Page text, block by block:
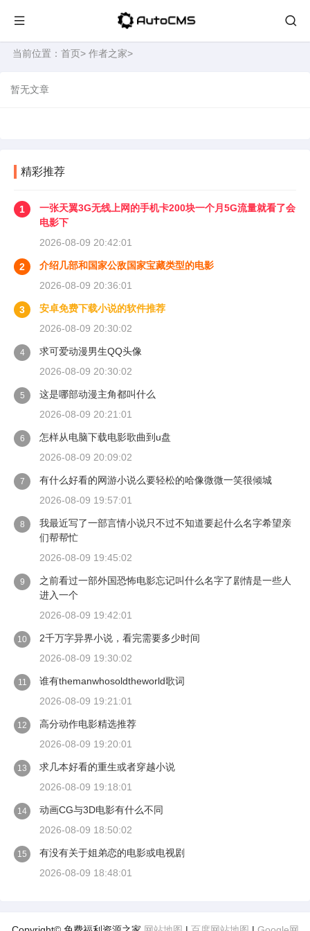
当前位置： 首页> 作者之家>
暂无文章
精彩推荐
1
一张天翼3G无线上网的手机卡200块一个月5G流量就看了会
电影下
2026-08-09 20:42:01
2
介绍几部和国家公敌国家宝藏类型的电影
2026-08-09 20:36:01
3
安卓免费下载小说的软件推荐
2026-08-09 20:30:02
4
求可爱动漫男生QQ头像
2026-08-09 20:30:02
5
这是哪部动漫主角都叫什么
2026-08-09 20:21:01
6
怎样从电脑下载电影歌曲到u盘
2026-08-09 20:09:02
7
有什么好看的网游小说么要轻松的哈像微微一笑很倾城
2026-08-09 19:57:01
8
我最近写了一部言情小说只不过不知道要起什么名字希望亲
们帮帮忙
2026-08-09 19:45:02
9
之前看过一部外国恐怖电影忘记叫什么名字了剧情是一些人
进入一个
2026-08-09 19:42:01
10
2千万字异界小说，看完需要多少时间
2026-08-09 19:30:02
11
谁有themanwhosoldtheworld歌词
2026-08-09 19:21:01
12
高分动作电影精选推荐
2026-08-09 19:20:01
13
求几本好看的重生或者穿越小说
2026-08-09 19:18:01
14
动画CG与3D电影有什么不同
2026-08-09 18:50:02
15
有没有关于姐弟恋的电影或电视剧
2026-08-09 18:48:01